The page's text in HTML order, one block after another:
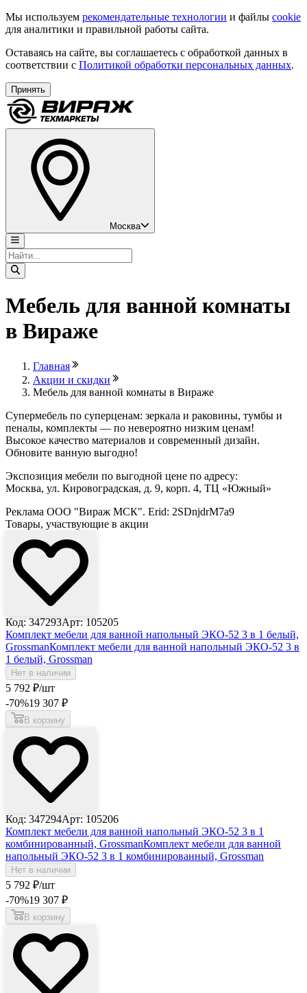
Мы используем рекомендательные технологии и файлы cookie
для аналитики и правильной работы сайта.
Оставаясь на сайте, вы соглашаетесь с обработкой данных в
соответствии с Политикой обработки персональных данных.
Принять
Москва
Мебель для ванной комнаты
в Вираже
Главная
Акции и скидки
Мебель для ванной комнаты в Вираже
Супермебель по суперценам: зеркала и раковины, тумбы и
пеналы, комплекты — по невероятно низким ценам!
Высокое качество материалов и современный дизайн.
Обновите ванную выгодно!
Экспозиция мебели по выгодной цене по адресу:
Москва, ул. Кировоградская, д. 9, корп. 4, ТЦ «Южный»
Реклама ООО "Вираж МСК". Erid: 2SDnjdrM7a9
Товары, участвующие в акции
Код: 347293Арт: 105205
Комплект мебели для ванной напольный ЭКО-52 3 в 1 белый,
GrossmanКомплект мебели для ванной напольный ЭКО-52 3 в
1 белый, Grossman
Нет в наличии
5 792 ₽/шт
-70%19 307 ₽
В корзину
Код: 347294Арт: 105206
Комплект мебели для ванной напольный ЭКО-52 3 в 1
комбинированный, GrossmanКомплект мебели для ванной
напольный ЭКО-52 3 в 1 комбинированный, Grossman
Нет в наличии
5 792 ₽/шт
-70%19 307 ₽
В корзину